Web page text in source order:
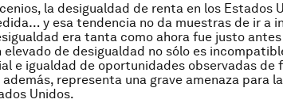
la desigualdad de renta en los Estados
y esa tendencia no da muestras de ir a
era tanta como ahora fue justo antes
elevado de desigualdad no sólo es
e igualdad de oportunidades observadas de
representa una grave amenaza para
Unidos.